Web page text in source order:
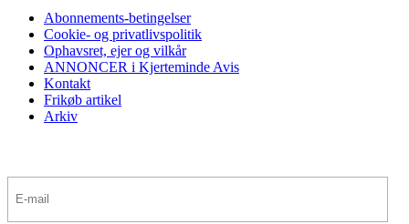
Abonnements-betingelser
Cookie- og privatlivspolitik
Ophavsret, ejer og vilkår
ANNONCER i Kjerteminde Avis
Kontakt
Frikøb artikel
Arkiv